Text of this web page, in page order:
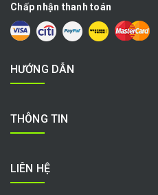
Chấp nhận thanh toán
HƯỚNG DẪN
THÔNG TIN
LIÊN HỆ